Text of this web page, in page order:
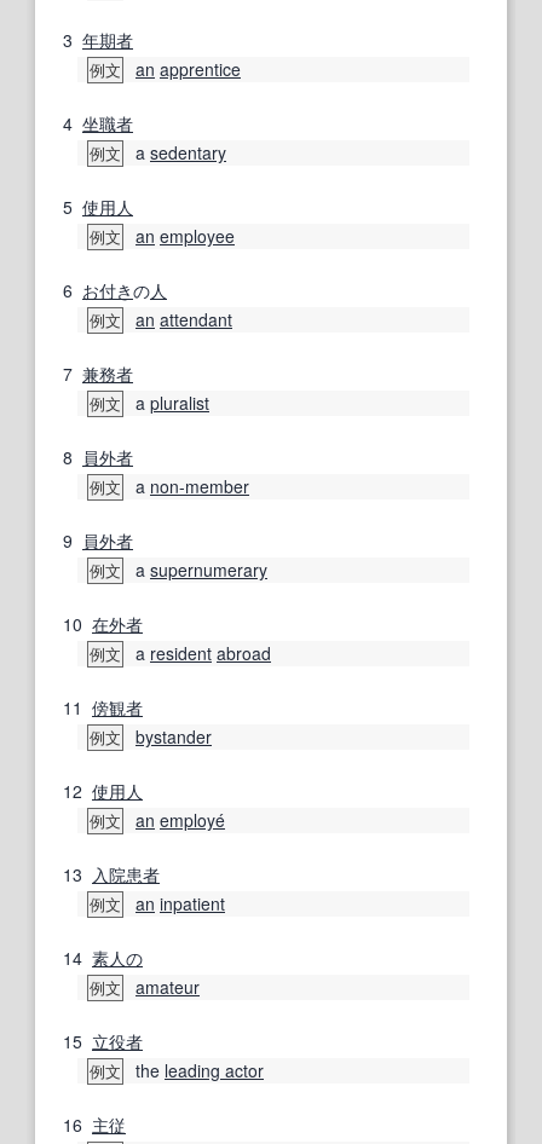
3 年期者
例文 an apprentice
4 坐職者
例文 a sedentary
5 使用人
例文 an employee
6 お付きの人
例文 an attendant
7 兼務者
例文 a pluralist
8 員外者
例文 a non-member
9 員外者
例文 a supernumerary
10 在外者
例文 a resident abroad
11 傍観者
例文 bystander
12 使用人
例文 an employé
13 入院患者
例文 an inpatient
14 素人の
例文 amateur
15 立役者
例文 the leading actor
16 主従